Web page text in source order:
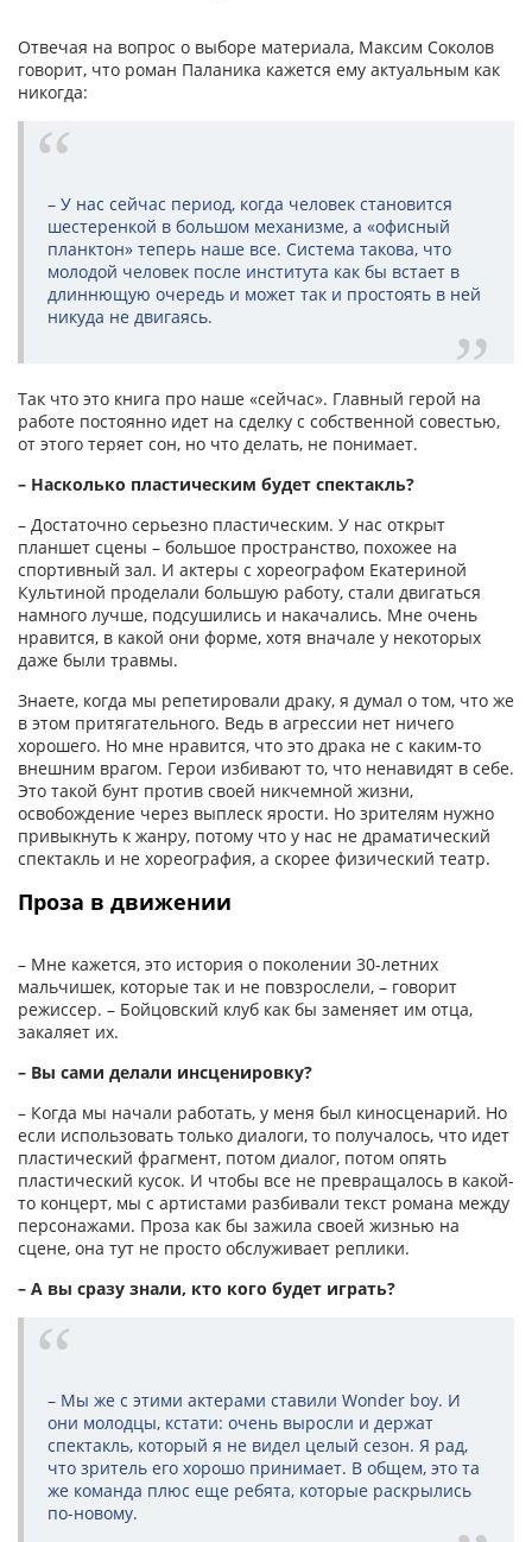
Отвечая на вопрос о выборе материала, Максим Соколов
говорит, что роман Паланика кажется ему актуальным как
никогда:
– У нас сейчас период, когда человек становится
шестеренкой в большом механизме, а «офисный
планктон» теперь наше все. Система такова, что
молодой человек после института как бы встает в
длиннющую очередь и может так и простоять в ней
никуда не двигаясь.
Так что это книга про наше «сейчас». Главный герой на
работе постоянно идет на сделку с собственной совестью,
от этого теряет сон, но что делать, не понимает.
– Насколько пластическим будет спектакль?
– Достаточно серьезно пластическим. У нас открыт
планшет сцены – большое пространство, похожее на
спортивный зал. И актеры с хореографом Екатериной
Культиной проделали большую работу, стали двигаться
намного лучше, подсушились и накачались. Мне очень
нравится, в какой они форме, хотя вначале у некоторых
даже были травмы.
Знаете, когда мы репетировали драку, я думал о том, что же
в этом притягательного. Ведь в агрессии нет ничего
хорошего. Но мне нравится, что это драка не с каким-то
внешним врагом. Герои избивают то, что ненавидят в себе.
Это такой бунт против своей никчемной жизни,
освобождение через выплеск ярости. Но зрителям нужно
привыкнуть к жанру, потому что у нас не драматический
спектакль и не хореография, а скорее физический театр.
Проза в движении
– Мне кажется, это история о поколении 30-летних
мальчишек, которые так и не повзрослели, – говорит
режиссер. – Бойцовский клуб как бы заменяет им отца,
закаляет их.
– Вы сами делали инсценировку?
– Когда мы начали работать, у меня был киносценарий. Но
если использовать только диалоги, то получалось, что идет
пластический фрагмент, потом диалог, потом опять
пластический кусок. И чтобы все не превращалось в какой-
то концерт, мы с артистами разбивали текст романа между
персонажами. Проза как бы зажила своей жизнью на
сцене, она тут не просто обслуживает реплики.
– А вы сразу знали, кто кого будет играть?
– Мы же с этими актерами ставили Wonder boy. И
они молодцы, кстати: очень выросли и держат
спектакль, который я не видел целый сезон. Я рад,
что зритель его хорошо принимает. В общем, это та
же команда плюс еще ребята, которые раскрылись
по-новому.